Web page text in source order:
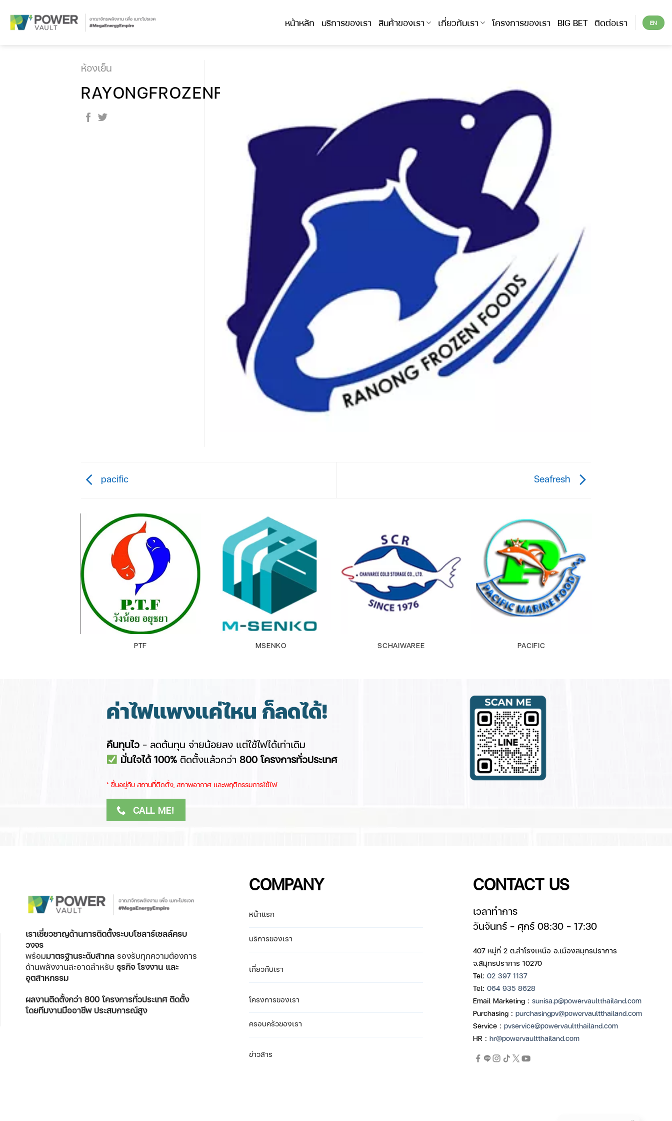
หน้าหลัก บริการของเรา สินค้าของเรา เกี่ยวกับเรา โครงการของเรา BIG BET ติดต่อเรา EN
ห้องเย็น
RAYONGFROZENFOODS
pacific Seafresh
PTF MSENKO SCHAIWAREE PACIFIC
ค่าไฟแพงแค่ไหน ก็ลดได้!
คืนทุนไว – ลดต้นทุน จ่ายน้อยลง แต่ใช้ไฟได้เท่าเดิม
มั่นใจได้ 100%ติดตั้งแล้วกว่า 800 โครงการทั่วประเทศ
​* ขึ้นอยู่กับ สถานที่ติดตั้ง, สภาพอากาศ ​และพฤติกรรมการใช้ไฟ
CALL ME!
เราเชี่ยวชาญด้านการติดตั้งระบบโซลาร์เซลล์ครบ
วงจร
พร้อมมาตรฐานระดับสากล รองรับทุกความต้องการ
ด้านพลังงานสะอาดสำหรับ ธุรกิจ โรงงาน และ
อุตสาหกรรม
ผลงานติดตั้งกว่า 800 โครงการทั่วประเทศติดตั้ง
โดยทีมงานมืออาชีพ ประสบการณ์สูง
COMPANY
หน้าแรก
บริการของเรา
เกี่ยวกับเรา
โครงการของเรา
ครอบครัวของเรา
ข่าวสาร
CONTACT US
เวลาทำการ
วันจันทร์ – ศุกร์ 08:30 – 17:30
407 หมู่ที่ 2 ต.สำโรงเหนือ อ.เมืองสมุทรปราการ
จ.สมุทรปราการ 10270
Tel: 02 397 1137
Tel: 064 935 8628
Email Marketing : sunisa.p@powervaultthailand.com
Purchasing : purchasingpv@powervaultthailand.com
Service : pvservice@powervaultthailand.com
HR : hr@powervaultthailand.com